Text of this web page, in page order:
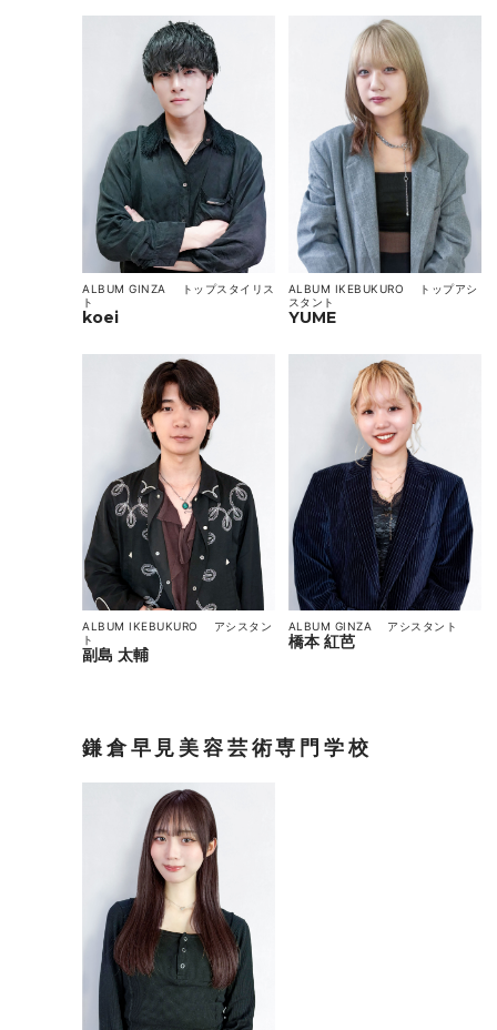
koei
ALBUM GINZA
トップスタイリス
ト
YUME
ALBUM IKEBUKURO
トップアシ
スタント
副島 太輔
ALBUM IKEBUKURO
アシスタン
ト
橋本 紅芭
ALBUM GINZA アシスタント
鎌倉早見美容芸術専門学校